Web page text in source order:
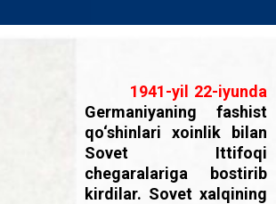
1941-yil 22-iyunda
Germaniyaning fashist
qo‘shinlari xoinlik bilan
Sovet Ittifoqi
chegaralariga bostirib
kirdilar. Sovet xalqining